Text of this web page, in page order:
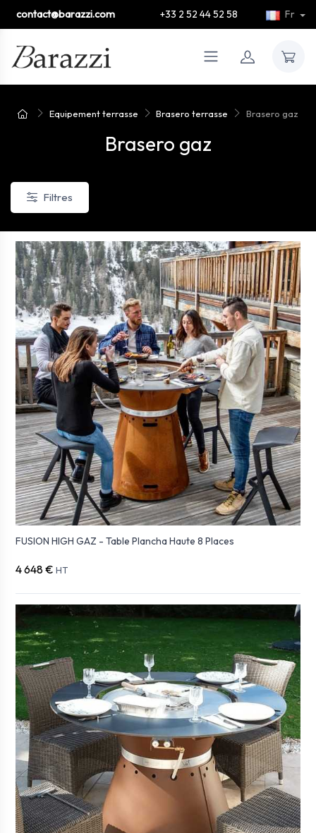
contact@barazzi.com +33 2 52 44 52 58 Fr
Equipement terrasse Brasero terrasse Brasero gaz
Brasero gaz
Filtres
FUSION HIGH GAZ - Table Plancha Haute 8 Places
4 648 € HT